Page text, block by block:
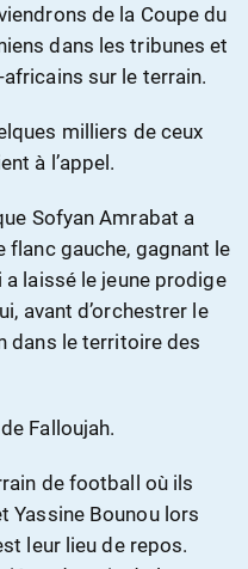
de la Coupe du
dans les tribunes et
sur le terrain.
milliers de ceux
à l’appel.
Sofyan Amrabat a
flanc gauche, gagnant le
a laissé le jeune prodige
avant d’orchestrer le
dans le territoire des
Falloujah.
de football où ils
Yassine Bounou lors
leur lieu de repos.